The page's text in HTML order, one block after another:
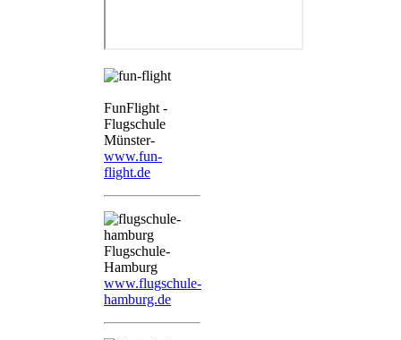
FunFlight -
Flugschule
Münster-
www.fun-
flight.de
Flugschule-
Hamburg
www.flugschule-
hamburg.de